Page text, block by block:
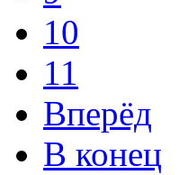
10
11
Вперёд
В конец